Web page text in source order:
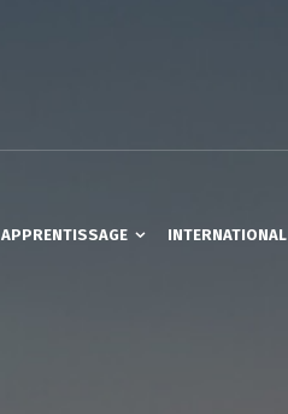
APPRENTISSAGE INTERNATIONAL